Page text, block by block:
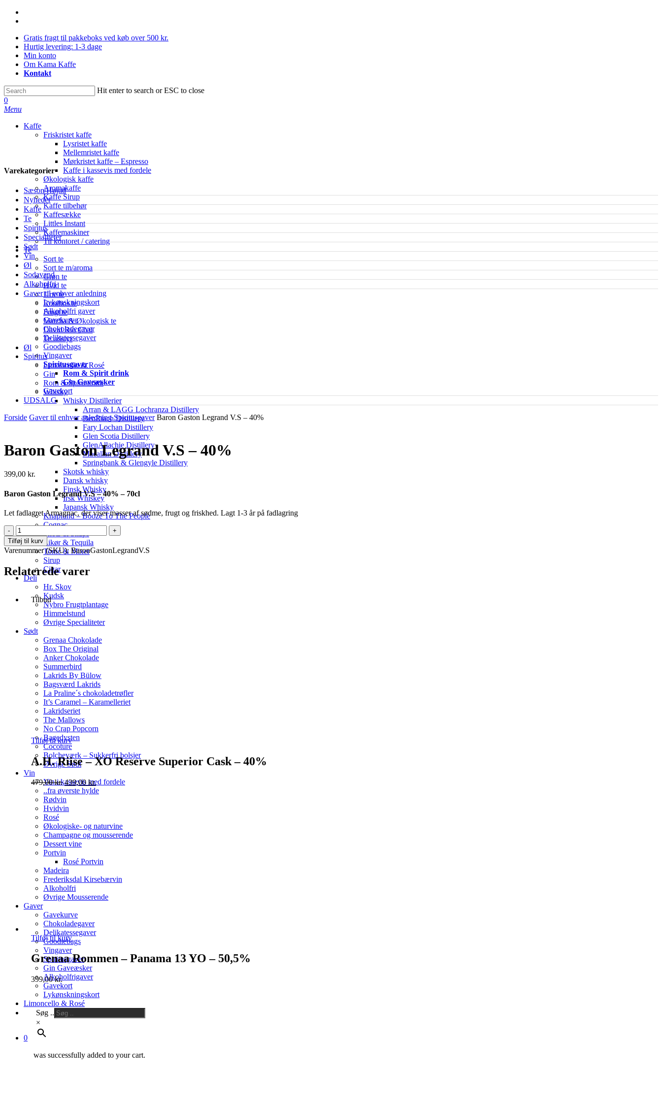
Skip
contentGratis fragt til pakkeboks ved køb over 500 kr.
Hurtig levering: 1-3 dage
Min konto
Om Kama Kaffe
Kontakt
Hit enter to search or ESC to close
Close
Search
0
Menu
Kaffe
Friskristet kaffe
Lysristet kaffe
Mellemristet kaffe
Mørkristet kaffe – Espresso
Kaffe i kassevis med fordele
Økologisk kaffe
Aromakaffe
Kaffe Sirup
Kaffe tilbehør
Kaffesække
Littles Instant
Kaffemaskiner
Til kontoret / catering
Te
Sort te
Sort te m/aroma
Grøn te
Hvid te
Urte te
Rooibos te
Frugt te
Matcha & Økologisk te
David Rio Chai
Te udstyr
Øl
Spiritus
Limoncello & Rosé
Gin
Rom & Spirit drink
Whisky
Whisky Distillerier
Arran & LAGG Lochranza Distillery
BenRiach Distillery
Fary Lochan Distillery
Glen Scotia Distillery
GlenAllachie Distillery
Macallan Distillery
Springbank & Glengyle Distillery
Skotsk whisky
Dansk whisky
Finsk Whisky
Irsk Whiskey
Japansk Whisky
Knaplund – Booze To The People
Cognac
Shots & Snaps
Likør & Tequila
Tonic & Mixer
Sirup
Cigar
Deli
Hr. Skov
Kudsk
Nybro Frugtplantage
Himmelstund
Øvrige Specialiteter
Sødt
Grenaa Chokolade
Box The Original
Anker Chokolade
Summerbird
Lakrids By Bülow
Bagsværd Lakrids
La Praline´s chokoladetrøfler
It’s Caramel – Karamelleriet
Lakridseriet
The Mallows
No Crap Popcorn
Bagedysten
Cocoture
Bolcheværk – Sukkerfri bolsjer
Øvrige Sødt
Vin
Vin i kassevis med fordele
..fra øverste hylde
Rødvin
Hvidvin
Rosé
Økologiske- og naturvine
Champagne og mousserende
Dessert vine
Portvin
Rosé Portvin
Madeira
Frederiksdal Kirsebærvin
Alkoholfri
Øvrige Mousserende
Gaver
Gavekurve
Chokoladegaver
Delikatessegaver
Goodiebags
Vingaver
Spiritusgaver
Gin Gaveæsker
Alkoholfrigaver
Gavekort
Lykønskningskort
Limoncello & Rosé
Søg ..
×
0
was successfully added to your cart.
Varekategorier
Sæson/Højtid
Nyheder
Kaffe
Te
Spiritus
Specialiteter
Sødt
Vin
Øl
Sodavand
Alkoholfri
Gaver til enhver anledning
Lykønskningskort
Alkoholfri gaver
Gavekurve
Chokoladegaver
Delikatessegaver
Goodiebags
Vingaver
Spiritusgaver
Rom & Spirit drink
Gin Gaveæsker
Gavekort
UDSALG
Forside Gaver til enhver anledning Spiritusgaver Baron Gaston Legrand V.S – 40%
Baron Gaston Legrand V.S – 40%
399,00 kr.
Baron Gaston Legrand V.S – 40% – 70cl
Let fadlagret Armagnac, der viser masser af sødme, frugt og friskhed. Lagt 1-3 år på fadlagring
Baron
Gaston
Legrand
V.S
40%
antal
Tilføj til kurv
Varenummer (SKU): BaronGastonLegrandV.S
Relaterede varer
Tilbud
Tilføj til kurv
A.H. Riise – XO Reserve Superior Cask – 40%
479,00kr.Original
price
was:
479,00 kr..
439,00 kr.Current
price
Tilføj til kurv
Grenaa Rommen – Panama 13 YO – 50,5%
399,00kr.